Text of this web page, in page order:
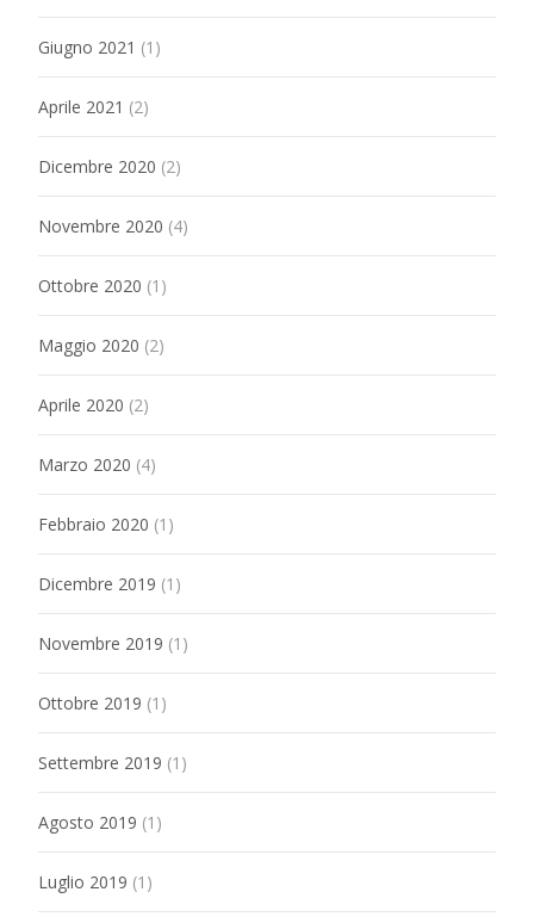
Giugno 2021 (1)
Aprile 2021 (2)
Dicembre 2020 (2)
Novembre 2020 (4)
Ottobre 2020 (1)
Maggio 2020 (2)
Aprile 2020 (2)
Marzo 2020 (4)
Febbraio 2020 (1)
Dicembre 2019 (1)
Novembre 2019 (1)
Ottobre 2019 (1)
Settembre 2019 (1)
Agosto 2019 (1)
Luglio 2019 (1)